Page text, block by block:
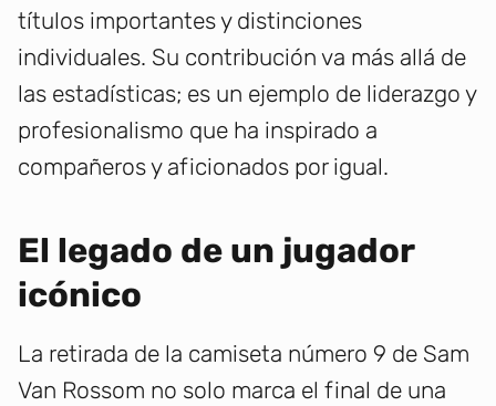
títulos importantes y distinciones
individuales. Su contribución va más allá de
las estadísticas; es un ejemplo de liderazgo y
profesionalismo que ha inspirado a
compañeros y aficionados por igual.
El legado de un jugador
icónico
La retirada de la camiseta número 9 de Sam
Van Rossom no solo marca el final de una